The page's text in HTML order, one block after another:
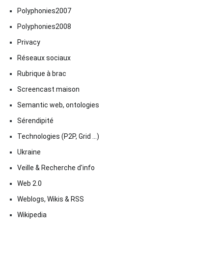
Polyphonies2007
Polyphonies2008
Privacy
Réseaux sociaux
Rubrique à brac
Screencast maison
Semantic web, ontologies
Sérendipité
Technologies (P2P, Grid …)
Ukraine
Veille & Recherche d'info
Web 2.0
Weblogs, Wikis & RSS
Wikipedia